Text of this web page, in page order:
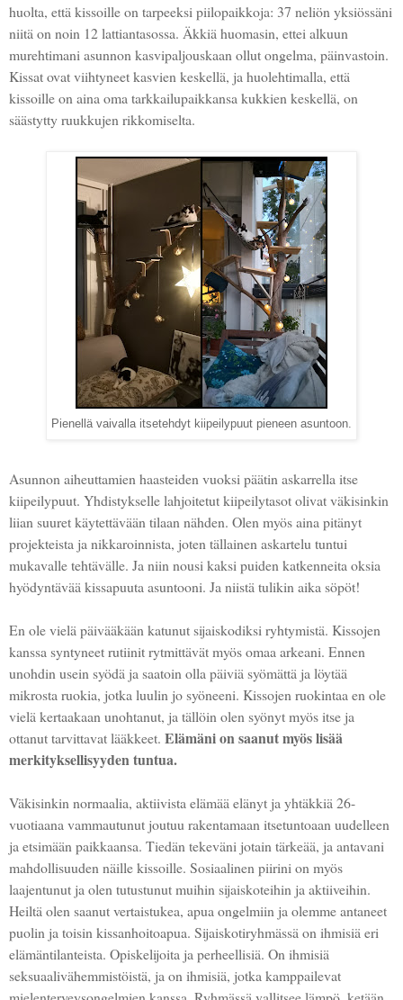
huolta, että kissoille on tarpeeksi piilopaikkoja: 37 neliön yksiössäni
niitä on noin 12 lattiantasossa. Äkkiä huomasin, ettei alkuun
murehtimani asunnon kasvipaljouskaan ollut ongelma, päinvastoin.
Kissat ovat viihtyneet kasvien keskellä, ja huolehtimalla, että
kissoille on aina oma tarkkailupaikkansa kukkien keskellä, on
säästytty ruukkujen rikkomiselta.
Pienellä vaivalla itsetehdyt kiipeilypuut pieneen asuntoon.
Asunnon aiheuttamien haasteiden vuoksi päätin askarrella itse
kiipeilypuut. Yhdistykselle lahjoitetut kiipeilytasot olivat väkisinkin
liian suuret käytettävään tilaan nähden. Olen myös aina pitänyt
projekteista ja nikkaroinnista, joten tällainen askartelu tuntui
mukavalle tehtävälle. Ja niin nousi kaksi puiden katkenneita oksia
hyödyntävää kissapuuta asuntooni. Ja niistä tulikin aika söpöt!
En ole vielä päivääkään katunut sijaiskodiksi ryhtymistä. Kissojen
kanssa syntyneet rutiinit rytmittävät myös omaa arkeani. Ennen
unohdin usein syödä ja saatoin olla päiviä syömättä ja löytää
mikrosta ruokia, jotka luulin jo syöneeni. Kissojen ruokintaa en ole
vielä kertaakaan unohtanut, ja tällöin olen syönyt myös itse ja
ottanut tarvittavat lääkkeet. Elämäni on saanut myös lisää
merkityksellisyyden tuntua.
Väkisinkin normaalia, aktiivista elämää elänyt ja yhtäkkiä 26-
vuotiaana vammautunut joutuu rakentamaan itsetuntoaan uudelleen
ja etsimään paikkaansa. Tiedän tekeväni jotain tärkeää, ja antavani
mahdollisuuden näille kissoille. Sosiaalinen piirini on myös
laajentunut ja olen tutustunut muihin sijaiskoteihin ja aktiiveihin.
Heiltä olen saanut vertaistukea, apua ongelmiin ja olemme antaneet
puolin ja toisin kissanhoitoapua. Sijaiskotiryhmässä on ihmisiä eri
elämäntilanteista. Opiskelijoita ja perheellisiä. On ihmisiä
seksuaalivähemmistöistä, ja on ihmisiä, jotka kamppailevat